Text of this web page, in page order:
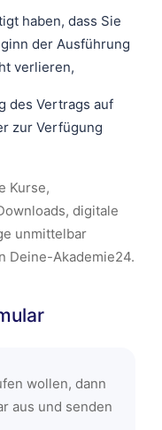
haben, dass Sie
der Ausführung
verlieren,
des Vertrags auf
zur Verfügung
Kurse,
digitale
unmittelbar
Deine-Akademie24.
wollen, dann
aus und senden